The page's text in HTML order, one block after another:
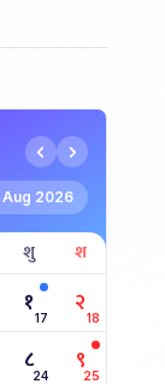
Aug 2026
शु श
१17 २18
८24 ९25